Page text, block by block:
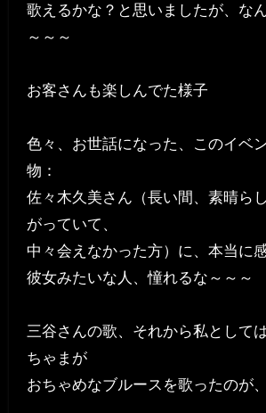
歌えるかな？と思いましたが、な
～～～
お客さんも楽しんでた様子
色々、お世話になった、このイベ
物：
佐々木久美さん（長い間、素晴ら
がっていて、
中々会えなかった方）に、本当に
彼女みたいな人、憧れるな～～～
三谷さんの歌、それから私として
ちゃまが
おちゃめなブルースを歌ったのが